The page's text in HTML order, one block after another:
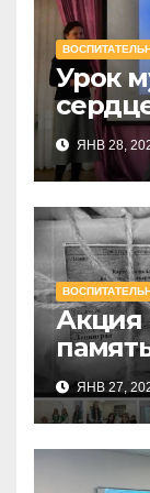
Урок
ЯНВ 28,
Акция
ЯНВ 27,